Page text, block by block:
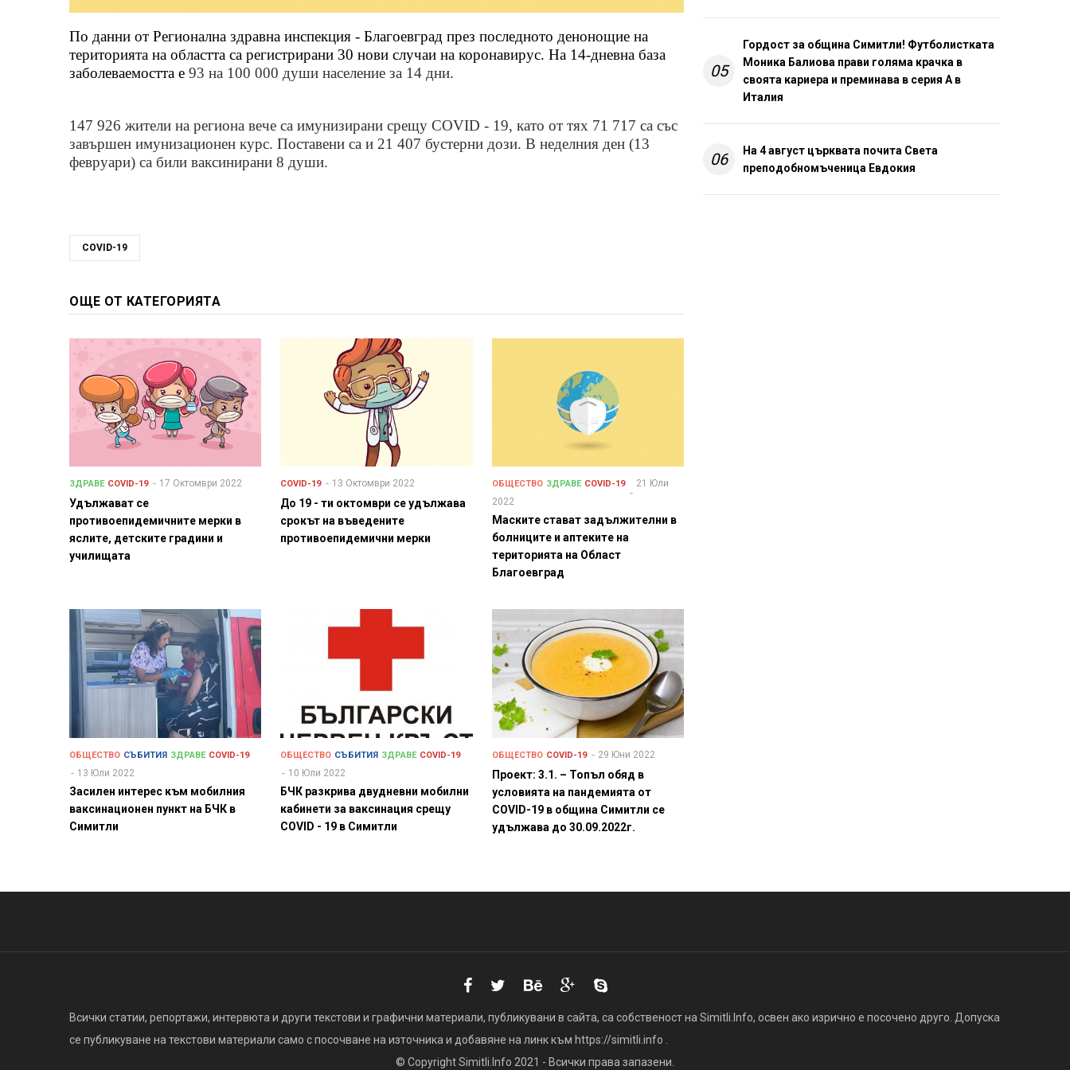
По данни от Регионална здравна инспекция - Благоевград през последното денонощие на
територията на областта са регистрирани 30 нови случаи на коронавирус. На 14-дневна база
заболеваемостта е 93 на 100 000 души население за 14 дни.
147 926 жители на региона вече са имунизирани срещу COVID - 19, като от тях 71 717 са със
завършен имунизационен курс. Поставени са и 21 407 бустерни дози. В неделния ден (13
февруари) са били ваксинирани 8 души.
COVID-19
ОЩЕ ОТ КАТЕГОРИЯТА
ЗДРАВЕ COVID-19 17 Октомври 2022
Удължават се
противоепидемичните мерки в
яслите, детските градини и
училищата
COVID-19 13 Октомври 2022
До 19 - ти октомври се удължава
срокът на въведените
противоепидемични мерки
ОБЩЕСТВО ЗДРАВЕ COVID-19
21 Юли
2022
Маските стават задължителни в
болниците и аптеките на
територията на Област
Благоевград
ОБЩЕСТВО СЪБИТИЯ ЗДРАВЕ COVID-19
13 Юли 2022
Засилен интерес към мобилния
ваксинационен пункт на БЧК в
Симитли
ОБЩЕСТВО СЪБИТИЯ ЗДРАВЕ COVID-19
10 Юли 2022
БЧК разкрива двудневни мобилни
кабинети за ваксинация срещу
COVID - 19 в Симитли
ОБЩЕСТВО COVID-19 29 Юни 2022
Проект: 3.1. – Топъл обяд в
условията на пандемията от
COVID-19 в община Симитли се
удължава до 30.09.2022г.
05
Гордост за община Симитли! Футболистката
Моника Балиова прави голяма крачка в
своята кариера и преминава в серия А в
Италия
06
На 4 август църквата почита Света
преподобномъченица Евдокия
Всички статии, репортажи, интервюта и други текстови и графични материали, публикувани в сайта, са собственост на Simitli.Info, освен ако изрично е посочено друго. Допуска
се публикуване на текстови материали само с посочване на източника и добавяне на линк към https://simitli.info .
© Copyright Simitli.Info 2021 - Всички права запазени.